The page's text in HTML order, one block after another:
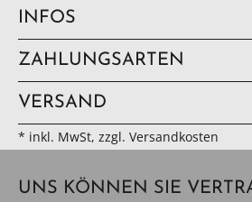
INFOS
ZAHLUNGSARTEN
VERSAND
* inkl. MwSt, zzgl. Versandkosten
UNS KÖNNEN SIE